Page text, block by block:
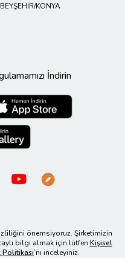
KONYA
İndirin
önemsiyoruz. Şirketimizin
bilgi almak için lütfen Kişisel
’nı inceleyiniz.